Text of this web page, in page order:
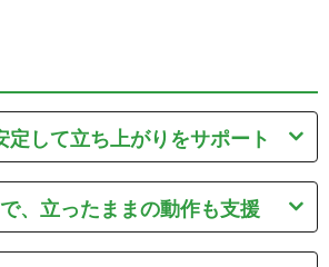
定して立ち上がりをサポート
、立ったままの動作も支援